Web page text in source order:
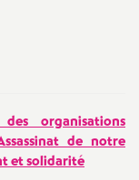
é
a
organisations
de notre
et solidarité